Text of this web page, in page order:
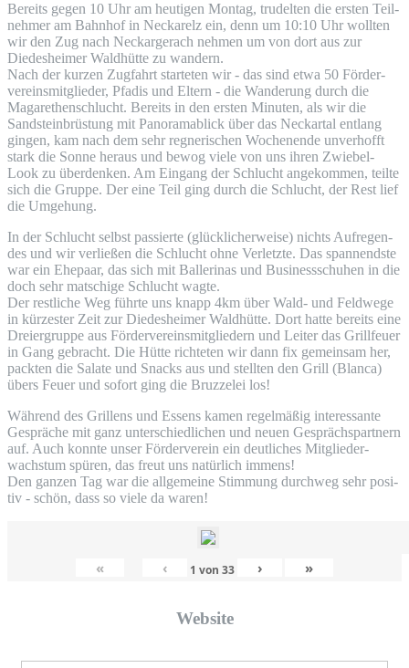
Bereits gegen 10 Uhr am heu­ti­gen Mon­tag, tru­del­ten die ers­ten Teil­
neh­mer am Bahn­hof in Nec­kar­elz ein, denn um 10:10 Uhr woll­ten
wir den Zug nach Neckar­ger­ach neh­men um von dort aus zur
Diedes­hei­mer Wald­hüt­te zu wandern.
Nach der kur­zen Zug­fahrt star­te­ten wir - das sind etwa 50 För­der­
ver­eins­mit­glie­der, Pfadis und Eltern - die Wan­de­rung durch die
Maga­re­then­schlucht. Bereits in den ers­ten Minu­ten, als wir die
Sand­stein­brüs­tung mit Pan­ora­ma­blick über das Neckar­tal ent­lang
gin­gen, kam nach dem sehr reg­ne­ri­schen Wochen­en­de unver­hofft
stark die Son­ne her­aus und bewog vie­le von uns ihren Zwie­bel-
Look zu über­den­ken. Am Ein­gang der Schlucht ange­kom­men, teil­te
sich die Grup­pe. Der eine Teil ging durch die Schlucht, der Rest lief
die Umgehung.
In der Schlucht selbst pas­sier­te (glück­li­cher­wei­se) nichts Auf­re­gen­
des und wir ver­lie­ßen die Schlucht ohne Ver­letz­te. Das span­nends­te
war ein Ehe­paar, das sich mit Bal­le­ri­nas und Busi­ness­schu­hen in die
doch sehr mat­schi­ge Schlucht wagte.
Der rest­li­che Weg führ­te uns knapp 4km über Wald- und Feld­we­ge
in kür­zes­ter Zeit zur Diedes­hei­mer Wald­hüt­te. Dort hat­te bereits eine
Drei­er­grup­pe aus För­der­ver­eins­mit­glie­dern und Lei­ter das Grill­feu­er
in Gang gebracht. Die Hüt­te rich­te­ten wir dann fix gemein­sam her,
pack­ten die Sala­te und Snacks aus und stell­ten den Grill (Blan­ca)
übers Feu­er und sofort ging die Bruz­ze­lei los!
Wäh­rend des Gril­lens und Essens kamen regel­mä­ßig inter­es­san­te
Gesprä­che mit ganz unter­schied­li­chen und neu­en Gesprächs­part­nern
auf. Auch konn­te unser För­der­ver­ein ein deut­li­ches Mit­glie­der­
wachs­tum spü­ren, das freut uns natür­lich immens!
Den gan­zen Tag war die all­ge­mei­ne Stim­mung durch­weg sehr posi­
tiv - schön, dass so vie­le da waren!
« ‹ 1 von33 › »
Web­site